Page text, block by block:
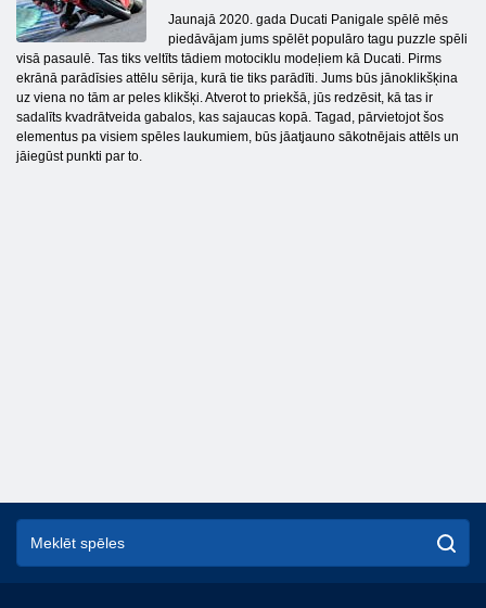
Jaunajā 2020. gada Ducati Panigale spēlē mēs
piedāvājam jums spēlēt populāro tagu puzzle spēli
visā pasaulē. Tas tiks veltīts tādiem motociklu modeļiem kā Ducati. Pirms
ekrānā parādīsies attēlu sērija, kurā tie tiks parādīti. Jums būs jānoklikšķina
uz viena no tām ar peles klikšķi. Atverot to priekšā, jūs redzēsit, kā tas ir
sadalīts kvadrātveida gabalos, kas sajaucas kopā. Tagad, pārvietojot šos
elementus pa visiem spēles laukumiem, būs jāatjauno sākotnējais attēls un
jāiegūst punkti par to.